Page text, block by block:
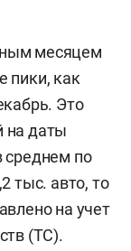
месяцем
пики, как
Это
на даты
среднем по
тыс. авто, то
на учет
(ТС).